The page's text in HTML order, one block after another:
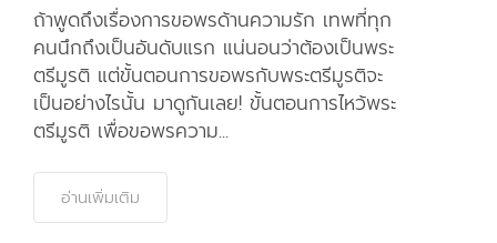
ถ้าพูดถึงเรื่องการขอพรด้านความรัก เทพที่ทุก
คนนึกถึงเป็นอันดับแรก แน่นอนว่าต้องเป็นพระ
ตรีมูรติ แต่ขั้นตอนการขอพรกับพระตรีมูรติจะ
เป็นอย่างไรนั้น มาดูกันเลย! ขั้นตอนการไหว้พระ
ตรีมูรติ เพื่อขอพรความ...
อ่านเพิ่มเติม